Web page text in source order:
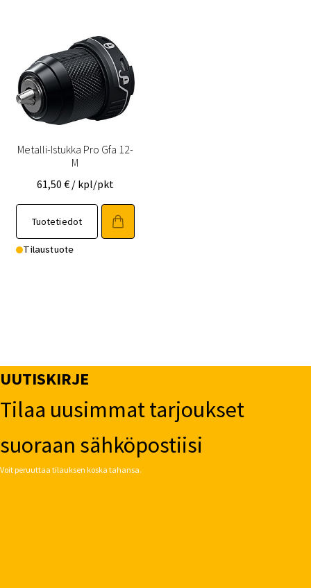
Metalli-Istukka Pro Gfa 12-
M
61,50 € / kpl/pkt
Tuotetiedot
Tilaustuote
UUTISKIRJE
Tilaa uusimmat tarjoukset
suoraan sähköpostiisi
Voit peruuttaa tilauksen koska tahansa.